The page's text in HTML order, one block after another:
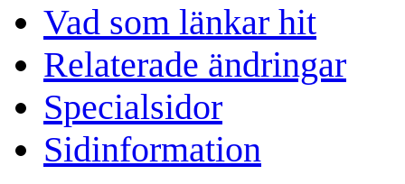
Vad som länkar hit
Relaterade ändringar
Specialsidor
Sidinformation